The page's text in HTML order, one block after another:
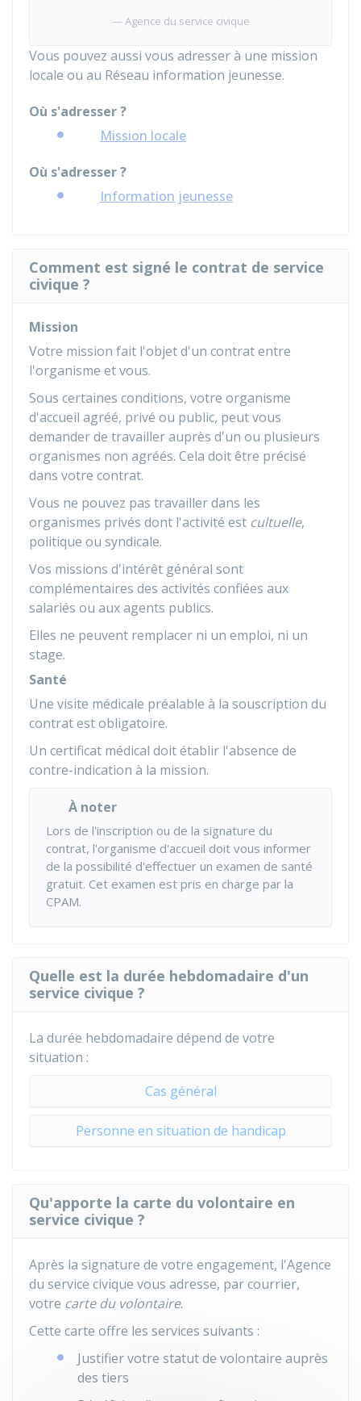
Agence du service civique
Vous pouvez aussi vous adresser à une mission
locale ou au Réseau information jeunesse.
Où s'adresser ?
Mission locale
Où s'adresser ?
Information jeunesse
Comment est signé le contrat de service
civique ?
Mission
Votre mission fait l'objet d'un contrat entre
l'organisme et vous.
Sous certaines conditions, votre organisme
d'accueil agréé, privé ou public, peut vous
demander de travailler auprès d'un ou plusieurs
organismes non agréés. Cela doit être précisé
dans votre contrat.
Vous ne pouvez pas travailler dans les
organismes privés dont l'activité est cultuelle,
politique ou syndicale.
Vos missions d'intérêt général sont
complémentaires des activités confiées aux
salariés ou aux agents publics.
Elles ne peuvent remplacer ni un emploi, ni un
stage.
Santé
Une visite médicale préalable à la souscription du
contrat est obligatoire.
Un certificat médical doit établir l'absence de
contre-indication à la mission.
À noter
Lors de l'inscription ou de la signature du
contrat, l'organisme d'accueil doit vous informer
de la possibilité d'effectuer un examen de santé
gratuit. Cet examen est pris en charge par la
CPAM.
Quelle est la durée hebdomadaire d'un
service civique ?
La durée hebdomadaire dépend de votre
situation :
Cas général
Personne en situation de handicap
Qu'apporte la carte du volontaire en
service civique ?
Après la signature de votre engagement, l'Agence
du service civique vous adresse, par courrier,
votre carte du volontaire.
Cette carte offre les services suivants :
Justifier votre statut de volontaire auprès
des tiers